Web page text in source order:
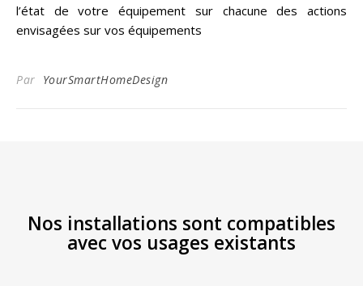
l’état de votre équipement sur chacune des actions
envisagées sur vos équipements
Par YourSmartHomeDesign
Nos installations sont compatibles
avec vos usages existants